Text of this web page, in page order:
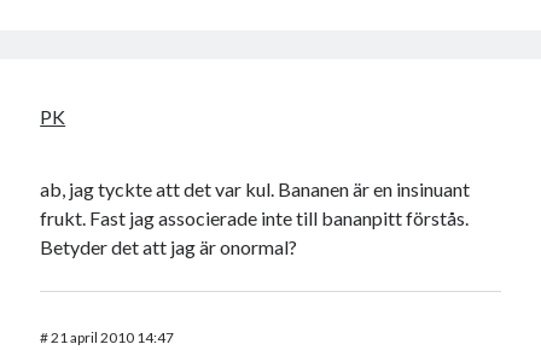
PK
ab, jag tyckte att det var kul. Bananen är en insinuant
frukt. Fast jag associerade inte till bananpitt förstås.
Betyder det att jag är onormal?
#21 april 2010 14:47